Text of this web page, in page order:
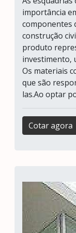
importância
componentes
construção
produto
investimento,
Os materiais
que são
las.Ao optar
Cotar agora